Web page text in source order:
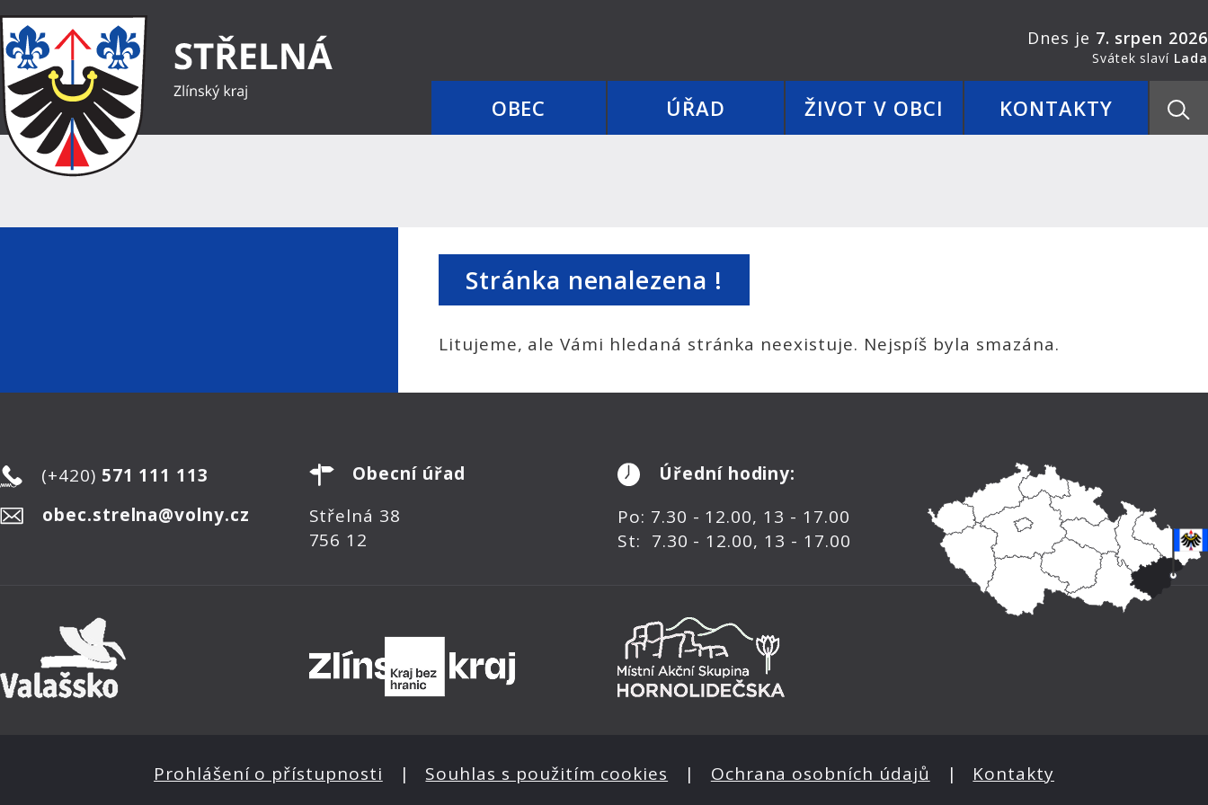
OBEC ÚŘAD ŽIVOT V OBCI KONTAKTY
Dnes je 7. srpen 2026
Svátek slaví Lada
Stránka nenalezena !
Litujeme, ale Vámi hledaná stránka neexistuje. Nejspíš byla smazána.
(+420) 571 111 113
obec.strelna@volny.cz
Obecní úřad
Střelná 38
756 12
Úřední hodiny:
Po: 7.30 - 12.00, 13 - 17.00
St: 7.30 - 12.00, 13 - 17.00
Prohlášení o přístupnosti | Souhlas s použitím cookies | Ochrana osobních údajů | Kontakty